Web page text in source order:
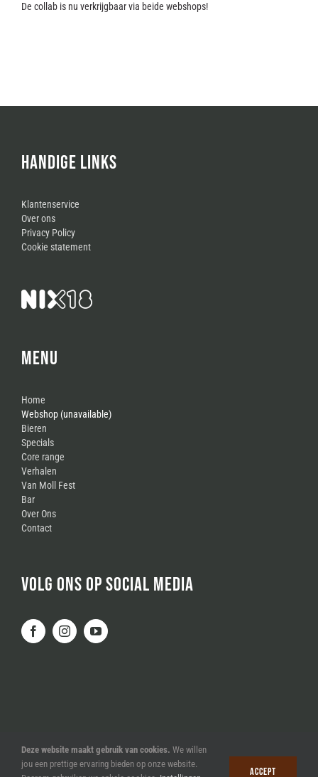
De collab is nu verkrijgbaar via beide webshops!
HANDIGE LINKS
Klantenservice
Over ons
Privacy Policy
Cookie statement
MENU
Home
Webshop (unavailable)
Bieren
Specials
Core range
Verhalen
Van Moll Fest
Bar
Over Ons
Contact
VOLG ONS OP SOCIAL MEDIA
Deze website maakt gebruik van cookies. We willen
jou een prettige ervaring bieden op onze website.
Accept